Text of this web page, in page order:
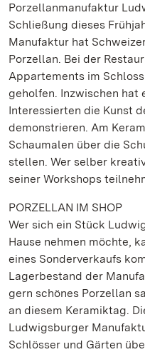
Porzellanmanufaktur
Schließung dieses
Manufaktur hat
Porzellan. Bei der
Appartements im
geholfen. Inzwischen hat
Interessierten die Kunst
demonstrieren. Am
Schaumalen über die
stellen. Wer selber
seiner Workshops
PORZELLAN IM SHOP
Wer sich ein Stück
Hause nehmen möchte,
eines Sonderverkaufs
Lagerbestand der
gern schönes Porzellan
an diesem Keramiktag.
Ludwigsburger
Schlösser und Gärten